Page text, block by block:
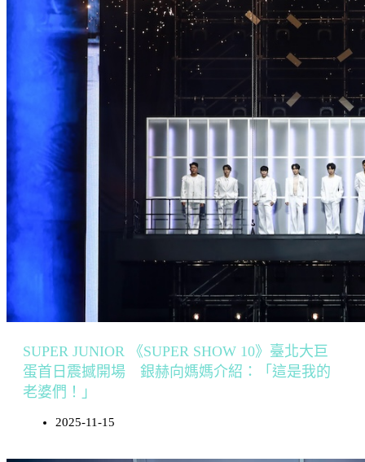
SUPER JUNIOR 《SUPER SHOW 10》臺北大巨
蛋首日震撼開場 銀赫向媽媽介紹：「這是我的
老婆們！」
2025-11-15